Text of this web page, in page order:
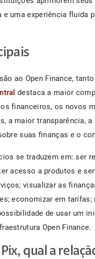
uma experiência fluida
ao Open Finance,
destaca a maior
financeiros, os novos
a maior transparência,
suas finanças e o
se traduzem em: ser
acesso a produtos e
visualizar as
economizar em
de usar um
Open Finance.
qual a